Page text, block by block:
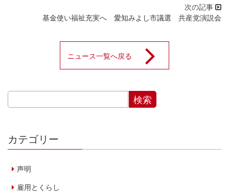
基金使い福祉充実へ 愛知みよし市議選 共産党演説会
ニュース一覧へ戻る
カテゴリー
声明
雇用とくらし